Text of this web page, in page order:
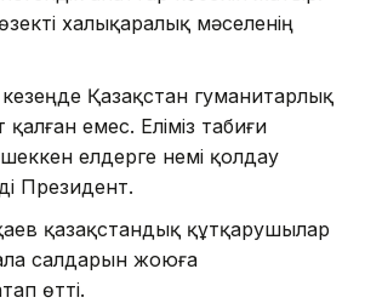
халықаралық мәселенің
кезеңде Қазақстан гуманитарлық
емес. Еліміз табиғи
елдерге үнемі қолдау
Президент.
қазақстандық құтқарушылар
салдарын жоюға
өтті.